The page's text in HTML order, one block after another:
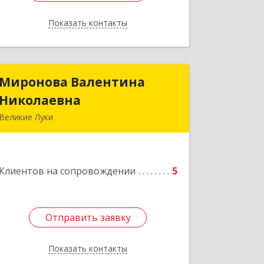
Показать контакты
Назад
Миронова Валентина
Николаевна
Великие Луки
Клиентов на сопровождении 5
Отправить заявку
Показать контакты
Миронова Валентина
Отправить заявку
Назад